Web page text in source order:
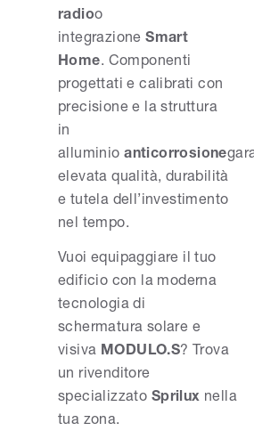
radioo
integrazioneSmart
Home. Componenti
progettati e calibrati con
precisione e la struttura
in
alluminioanticorrosione
elevata qualità, durabilità
e tutela dell’investimento
nel tempo.
Vuoi equipaggiare il tuo
edificio con la moderna
tecnologia di
schermatura solare e
visiva MODULO.S? Trova
un rivenditore
specializzato Sprilux nella
tua zona.